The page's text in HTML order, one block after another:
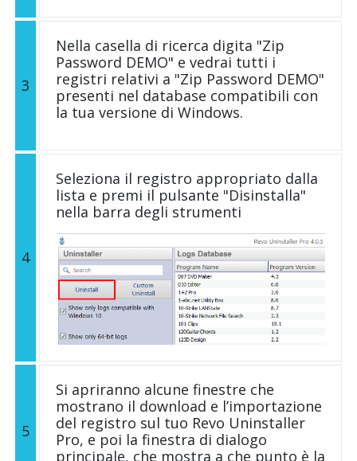
3
Nella casella di ricerca digita "Zip
Password DEMO" e vedrai tutti i
registri relativi a "Zip Password DEMO"
presenti nel database compatibili con
la tua versione di Windows.
4
Seleziona il registro appropriato dalla
lista e premi il pulsante "Disinstalla"
nella barra degli strumenti
5
Si apriranno alcune finestre che
mostrano il download e l’importazione
del registro sul tuo Revo Uninstaller
Pro, e poi la finestra di dialogo
principale, che mostra a che punto è la